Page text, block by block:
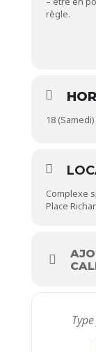
règle.
18
Complexe
Place